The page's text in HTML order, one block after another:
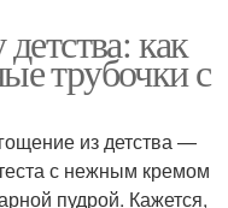
как
трубочки с
из детства —
с нежным кремом
пудрой. Кажется,